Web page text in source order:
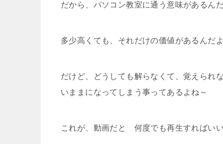
だから、パソコン教室に通う意味があるんだ
多少高くても、それだけの価値があるんだよ
だけど、どうしても解らなくて、覚えら
いままになってしまう事ってあるよね～
これが、動画だと 何度でも再生すればい